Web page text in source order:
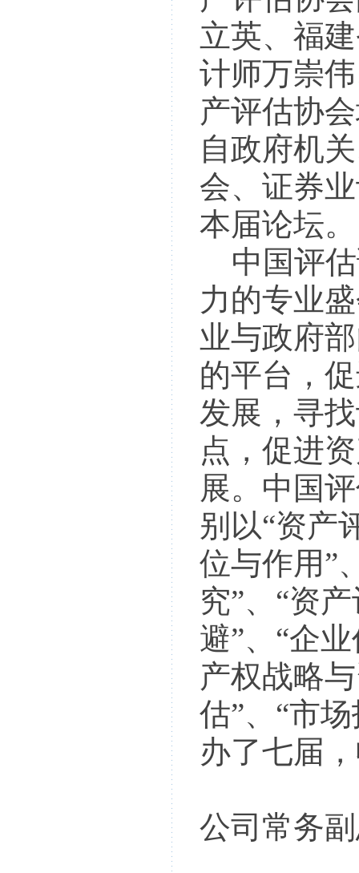
立英、福
计师万崇
产评估协
自政府机
会、证券
本届论坛。
中国评估
力的专业
业与政府
的平台，
发展，寻
点，促进
展。中国
别以“资产
位与作用”
究”、“资
避”、“企
产权战略
估”、“市
办了七届
公司常务